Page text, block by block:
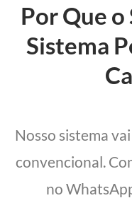
Por Que o
Sistema
Nosso sistema
convencional.
no